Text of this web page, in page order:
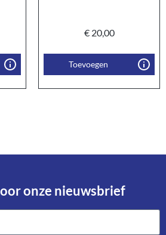
€20,00
Toevoegen
onze nieuwsbrief​